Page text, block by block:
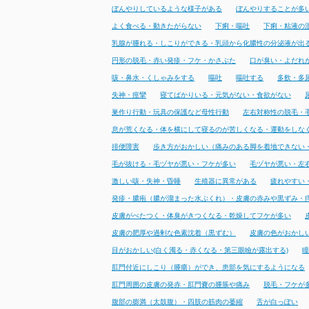
ぼんやりしているような様子がある ぼんやりすることが多
よく食べる・動きたがらない 下痢・嘔吐 下痢・粘液の
乳腺が腫れる・しこりができる・乳頭から化膿性の分泌液が出
円形の脱毛・赤い発疹・フケ・かさぶた 口が臭い・よだれ
咳・鼻水・くしゃみをする 嘔吐 嘔吐する 多飲・多
失神・痙攣 寝てばかりいる・元気がない・食欲がない
巣作り行動・玩具の保護など母性行動 左右対称性の脱毛・
息が荒くなる・体を横にして寝るのが苦しくなる・運動をしな
排便障害 歩き方がおかしい（痛みのある脚を着地できない
毛が抜ける・毛ヅヤが悪い・フケが多い 毛ヅヤが悪い・左
激しい咳・失神・昏睡 生殖器に異常がある 疲れやすい
発疹・膿疱（膿が溜まった水ぶくれ）・皮膚の赤みや黒ずみ・
皮膚がべたつく・体臭がきつくなる・乾燥してフケが多い
皮膚の肥厚や過剰な色素沈着（黒ずむ） 皮膚の色がおかし
目がおかしい(白く濁る・赤くなる・第三眼瞼が露出する)
肛門付近にしこり（腫瘍）ができ、患部を気にするようになる
肛門周囲の皮膚の発赤・肛門嚢の腫脹や痛み 脱毛・フケが
腹部の膨満（太鼓腹）・四肢の筋肉の萎縮 舌が白っぽい